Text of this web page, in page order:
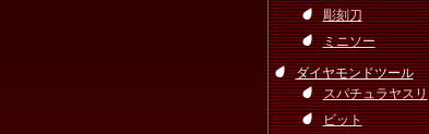
彫刻刀
ミニソー
ダイヤモンドツール
スパチュラヤスリ
ビット